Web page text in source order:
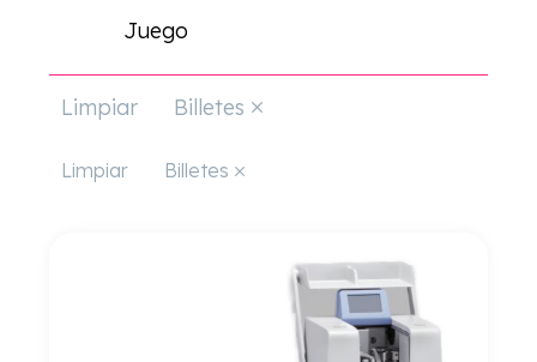
Juego
Limpiar Billetes
Limpiar Billetes